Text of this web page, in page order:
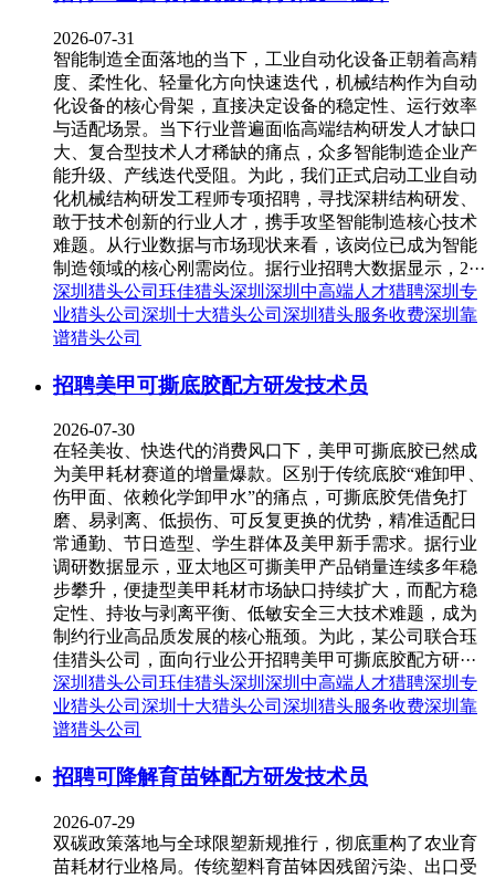
2026-07-31
智能制造全面落地的当下，工业自动化设备正朝着高精
度、柔性化、轻量化方向快速迭代，机械结构作为自动
化设备的核心骨架，直接决定设备的稳定性、运行效率
与适配场景。当下行业普遍面临高端结构研发人才缺口
大、复合型技术人才稀缺的痛点，众多智能制造企业产
能升级、产线迭代受阻。为此，我们正式启动工业自动
化机械结构研发工程师专项招聘，寻找深耕结构研发、
敢于技术创新的行业人才，携手攻坚智能制造核心技术
难题。从行业数据与市场现状来看，该岗位已成为智能
制造领域的核心刚需岗位。据行业招聘大数据显示，2···
深圳猎头公司 珏佳猎头深圳 深圳中高端人才猎聘深圳专
业猎头公司 深圳十大猎头公司 深圳猎头服务收费深圳靠
谱猎头公司
招聘美甲可撕底胶配方研发技术员
2026-07-30
在轻美妆、快迭代的消费风口下，美甲可撕底胶已然成
为美甲耗材赛道的增量爆款。区别于传统底胶“难卸甲、
伤甲面、依赖化学卸甲水”的痛点，可撕底胶凭借免打
磨、易剥离、低损伤、可反复更换的优势，精准适配日
常通勤、节日造型、学生群体及美甲新手需求。据行业
调研数据显示，亚太地区可撕美甲产品销量连续多年稳
步攀升，便捷型美甲耗材市场缺口持续扩大，而配方稳
定性、持妆与剥离平衡、低敏安全三大技术难题，成为
制约行业高品质发展的核心瓶颈。为此，某公司联合珏
佳猎头公司，面向行业公开招聘美甲可撕底胶配方研···
深圳猎头公司 珏佳猎头深圳 深圳中高端人才猎聘深圳专
业猎头公司 深圳十大猎头公司 深圳猎头服务收费深圳靠
谱猎头公司
招聘可降解育苗钵配方研发技术员
2026-07-29
双碳政策落地与全球限塑新规推行，彻底重构了农业育
苗耗材行业格局。传统塑料育苗钵因残留污染、出口受